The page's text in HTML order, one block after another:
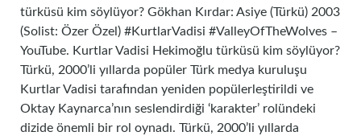
türküsü kim söylüyor? Gökhan Kırdar: Asiye (Türkü) 2003
(Solist: Özer Özel) #KurtlarVadisi #ValleyOfTheWolves –
YouTube. Kurtlar Vadisi Hekimoğlu türküsü kim söylüyor?
Türkü, 2000’li yıllarda popüler Türk medya kuruluşu
Kurtlar Vadisi tarafından yeniden popülerleştirildi ve
Oktay Kaynarca’nın seslendirdiği ‘karakter’ rolündeki
dizide önemli bir rol oynadı. Türkü, 2000’li yıllarda